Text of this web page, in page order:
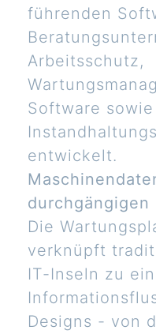
führenden
Arbeitsschutz,
Software sowie
entwickelt.
Die
verknüpft
IT-Inseln zu
Designs - von